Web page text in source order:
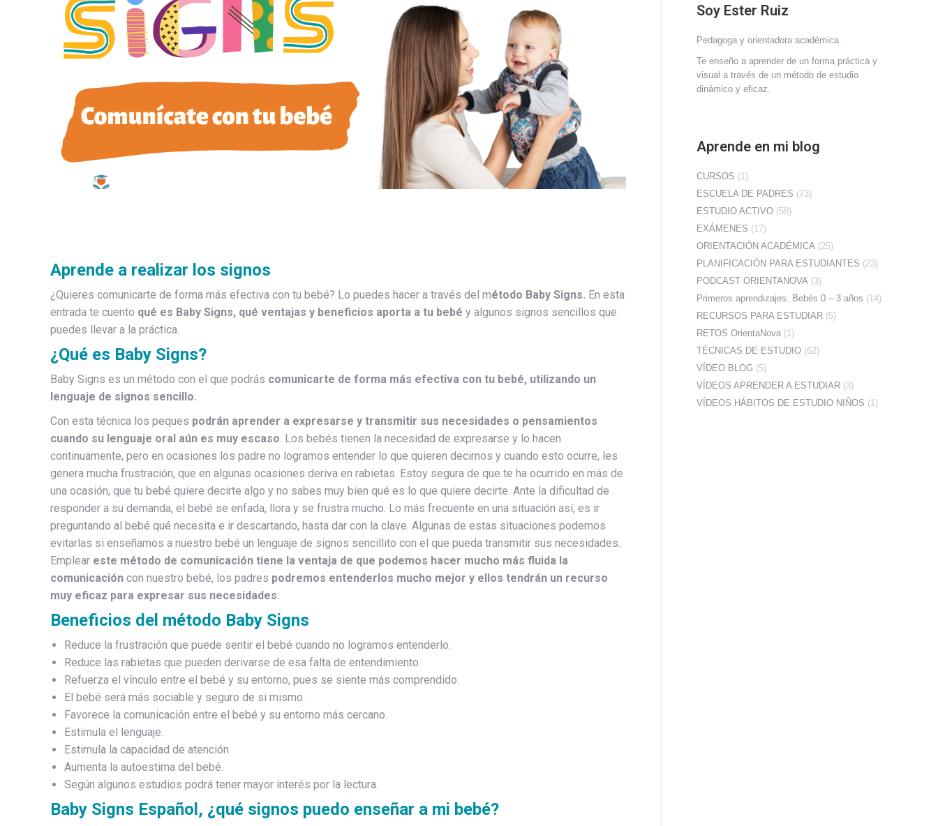
Aprende a realizar los signos
¿Quieres comunicarte de forma más efectiva con tu bebé? Lo puedes hacer a través del método Baby Signs. En esta
entrada te cuento qué es Baby Signs, qué ventajas y beneficios aporta a tu bebé y algunos signos sencillos que
puedes llevar a la práctica.
¿Qué es Baby Signs?
Baby Signs es un método con el que podrás comunicarte de forma más efectiva con tu bebé, utilizando un
lenguaje de signos sencillo.
Con esta técnica los peques podrán aprender a expresarse y transmitir sus necesidades o pensamientos
cuando su lenguaje oral aún es muy escaso . Los bebés tienen la necesidad de expresarse y lo hacen
continuamente, pero en ocasiones los padre no logramos entender lo que quieren decirnos y cuando esto ocurre, les
genera mucha frustración, que en algunas ocasiones deriva en rabietas. Estoy segura de que te ha ocurrido en más de
una ocasión, que tu bebé quiere decirte algo y no sabes muy bien qué es lo que quiere decirte. Ante la dificultad de
responder a su demanda, el bebé se enfada, llora y se frustra mucho. Lo más frecuente en una situación así, es ir
preguntando al bebé qué necesita e ir descartando, hasta dar con la clave. Algunas de estas situaciones podemos
evitarlas si enseñamos a nuestro bebé un lenguaje de signos sencillito con el que pueda transmitir sus necesidades.
Emplear este método de comunicación tiene la ventaja de que podemos hacer mucho más fluida la
comunicación con nuestro bebé, los padres podremos entenderlos mucho mejor y ellos tendrán un recurso
muy eficaz para expresar sus necesidades
Beneficios del método Baby Signs
Reduce la frustración que puede sentir el bebé cuando no logramos entenderlo.
Reduce las rabietas que pueden derivarse de esa falta de entendimiento.
Refuerza el vínculo entre el bebé y su entorno, pues se siente más comprendido.
El bebé será más sociable y seguro de si mismo.
Favorece la comunicación entre el bebé y su entorno más cercano.
Estimula el lenguaje.
Estimula la capacidad de atención.
Aumenta la autoestima del bebé.
Según algunos estudios podrá tener mayor interés por la lectura.
Baby Signs Español, ¿qué signos puedo enseñar a mi bebé?
Soy Ester Ruiz
Pedagoga y orientadora académica.
Te enseño a aprender de un forma práctica y
visual a través de un método de estudio
dinámico y eficaz.
Aprende en mi blog
CURSOS (1)
ESCUELA DE PADRES (73)
ESTUDIO ACTIVO (58)
EXÁMENES (17)
ORIENTACIÓN ACADÉMICA (25)
PLANIFICACIÓN PARA ESTUDIANTES (23)
PODCAST ORIENTANOVA (3)
Primeros aprendizajes. Bebés 0 – 3 años (14)
RECURSOS PARA ESTUDIAR (5)
RETOS OrientaNova (1)
TÉCNICAS DE ESTUDIO (62)
VÍDEO BLOG (5)
VÍDEOS APRENDER A ESTUDIAR (3)
VÍDEOS HÁBITOS DE ESTUDIO NIÑOS (1)